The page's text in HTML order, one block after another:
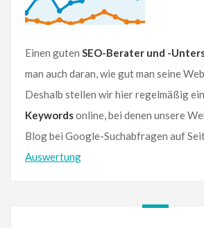
Einen guten SEO-Berater und -
man auch daran, wie gut man seine
Deshalb stellen wir hier regelmäßig
Keywordsonline, bei denen unsere
Blog bei Google-Suchabfragen auf
Auswertung